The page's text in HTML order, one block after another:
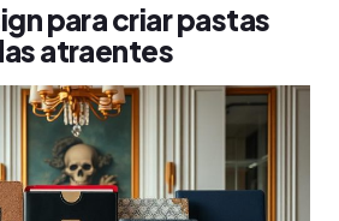
para criar pastas
atraentes